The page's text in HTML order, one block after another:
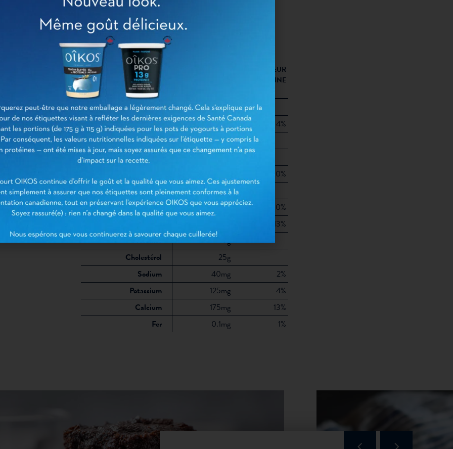
INFORMATIONS NUTRITIONNELLES:
% VALEUR
QUOTIDIENNE
Calories
130
Lipides
3g
4%
Saturés
2g
Trans
10%
Glucides
16g
Fibres
0g
0%
13%
Protéines
10g
Cholestérol
25g
Sodium
40mg
2%
Potassium
125mg
4%
Calcium
175mg
13%
Fer
0.1mg 1%